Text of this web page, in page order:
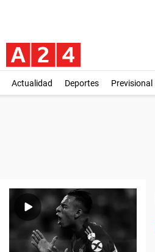
Actualidad Deportes Previsional